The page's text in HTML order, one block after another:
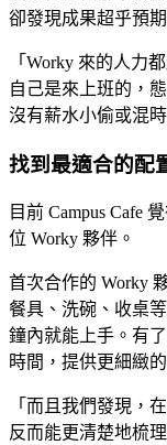
卻發現成果超乎預期
「Worky 來的人力
自己是來上班的，
沒有薪水小偷或混時
找到最適合的配
目前 Campus Cafe
位 Worky 夥伴。
首次合作的 Worky
餐具、洗碗、收桌
鐘內就能上手。有
時間，提供更細緻
「而且我們發現，
反而能更清楚地梳